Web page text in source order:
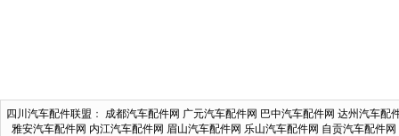
四川汽车配件联盟 ： 成都汽车配件网 广元汽车配件网 巴中汽车配件网 达州汽车配
雅安汽车配件网 内江汽车配件网 眉山汽车配件网 乐山汽车配件网 自贡汽车配件网